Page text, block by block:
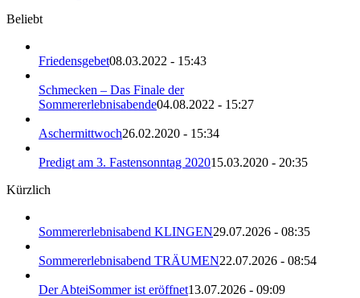
Beliebt
Friedensgebet08.03.2022 - 15:43
Schmecken – Das Finale der
Sommererlebnisabende04.08.2022 - 15:27
Aschermittwoch26.02.2020 - 15:34
Predigt am 3. Fastensonntag 202015.03.2020 - 20:35
Kürzlich
Sommererlebnisabend KLINGEN29.07.2026 - 08:35
Sommererlebnisabend TRÄUMEN22.07.2026 - 08:54
Der AbteiSommer ist eröffnet13.07.2026 - 09:09